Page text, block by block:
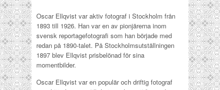
Oscar Ellqvist var aktiv fotograf i Stockholm från
1893 till 1926. Han var en av pionjärerna inom
svensk reportagefotografi som han började med
redan på 1890-talet. På Stockholmsutställningen
1897 blev Ellqvist prisbelönad för sina
momentbilder.
Oscar Ellqvist var en populär och driftig fotograf